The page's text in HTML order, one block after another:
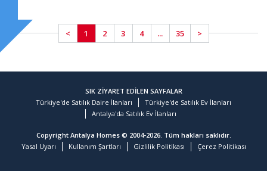
< 1 2 3 4 ... 35 >
SIK ZİYARET EDİLEN SAYFALAR
Türkiye'de Satılık Daire İlanları
Türkiye'de Satılık Ev İlanları
Antalya'da Satılık Ev İlanları
Copyright Antalya Homes © 2004-2026. Tüm hakları saklıdır.
Yasal Uyarı
Kullanım Şartları Gizlilik Politikası Çerez Politikası